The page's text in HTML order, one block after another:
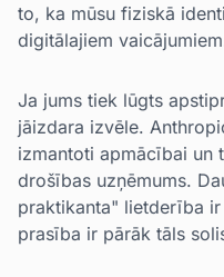
to, ka mūsu fiziskā
digitālajiem
Ja jums tiek lūgts
jāizdara izvēle.
izmantoti apmācībai un
drošības uzņēmums.
praktikanta" lietderība
prasība ir pārāk tāls